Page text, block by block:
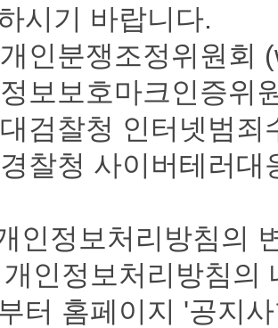
시기 바랍니다.
인분쟁조정위원회
보보호마크인증위
검찰청 인터넷범
찰청 사이버테러
인정보처리방침의
인정보처리방침의
터 홈페이지 '공지